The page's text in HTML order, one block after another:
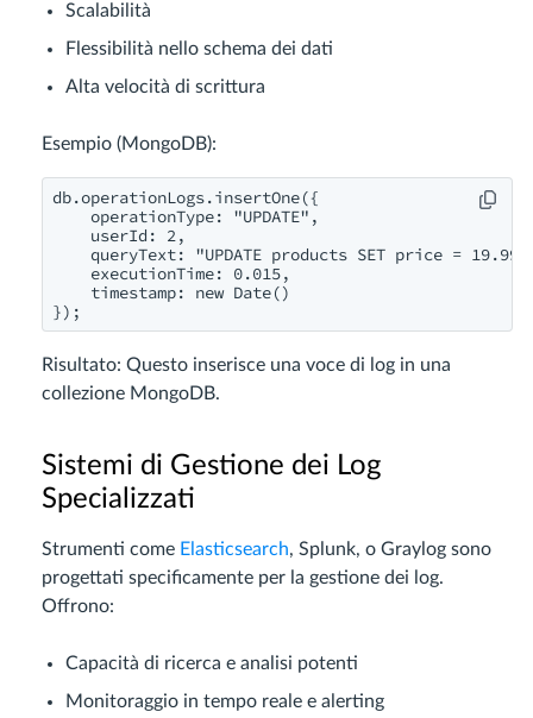
Scalabilità
Flessibilità nello schema dei dati
Alta velocità di scrittura
Esempio (MongoDB):
db.operationLogs.insertOne({
    operationType: "UPDATE",
    userId: 2,
queryText: "UPDATE products SET price = 19.99
    executionTime: 0.015,
    timestamp: new Date()
});
Risultato: Questo inserisce una voce di log in una
collezione MongoDB.
Sistemi di Gestione dei Log
Specializzati
Strumenti come Elasticsearch, Splunk, o Graylog sono
progettati specificamente per la gestione dei log.
Offrono:
Capacità di ricerca e analisi potenti
Monitoraggio in tempo reale e alerting